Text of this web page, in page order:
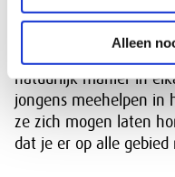
Alleen
omgekeerd. Wel dat
aan meer bij elkaar
onderlinge afstand,
natuurlijk manier in
jongens meehelpen in
ze zich mogen laten
dat je er op alle